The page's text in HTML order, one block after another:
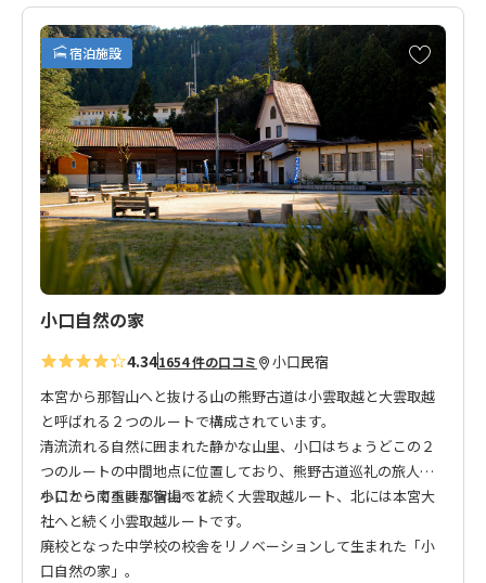
宿泊施設
お
気
り
に
追
加
小口自然の家
4.341654 件の口コミ 小口民宿
本宮から那智山へと抜ける山の熊野古道は小雲取越と大雲取越
と呼ばれる２つのルートで構成されています。
清流流れる自然に囲まれた静かな山里、小口はちょうどこの２
つのルートの中間地点に位置しており、熊野古道巡礼の旅人た
ちにとって重要な宿場です。
小口から南へは那智山へと続く大雲取越ルート、北には本宮大
社へと続く小雲取越ルートです。
廃校となった中学校の校舎をリノベーションして生まれた「小
口自然の家」。